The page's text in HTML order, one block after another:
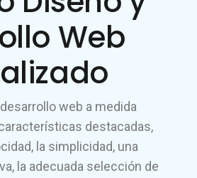
Web
web a medida
destacadas,
la simplicidad, una
la adecuada selección de